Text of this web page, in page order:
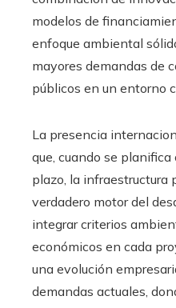
modelos de
enfoque ambiental
mayores demandas de
públicos en un entorno
La presencia
que, cuando se
plazo, la infraestructura
verdadero motor del
integrar criterios
económicos en cada
una evolución
demandas actuales,